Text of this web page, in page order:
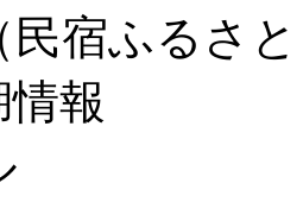
民宿ふるさ
報